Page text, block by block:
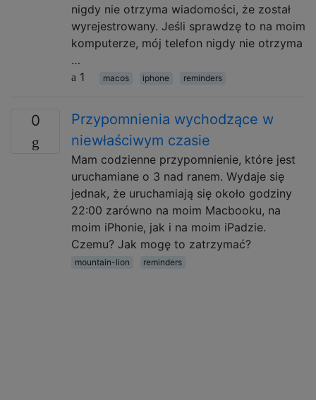
nigdy nie otrzyma wiadomości, że został
wyrejestrowany. Jeśli sprawdzę to na moim
komputerze, mój telefon nigdy nie otrzyma
…
1
macos iphone reminders
0
Przypomnienia wychodzące w
niewłaściwym czasie
Mam codzienne przypomnienie, które jest
uruchamiane o 3 nad ranem. Wydaje się
jednak, że uruchamiają się około godziny
22:00 zarówno na moim Macbooku, na
moim iPhonie, jak i na moim iPadzie.
Czemu? Jak mogę to zatrzymać?
mountain-lion reminders